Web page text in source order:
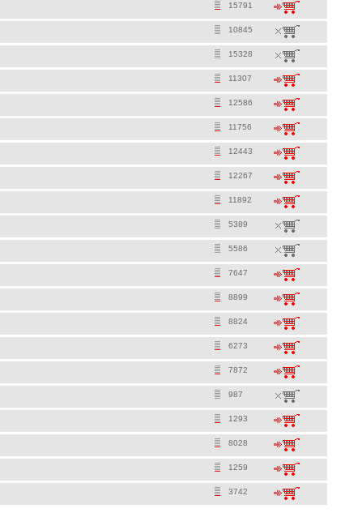
15791
10845
15328
11307
12586
11756
12443
12267
11892
5389
5586
7647
8899
8824
6273
7872
987
1293
8028
1259
3742